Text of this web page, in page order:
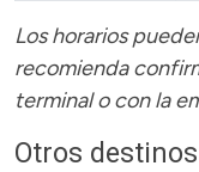
Los horarios
recomienda
terminal o con la
Otros